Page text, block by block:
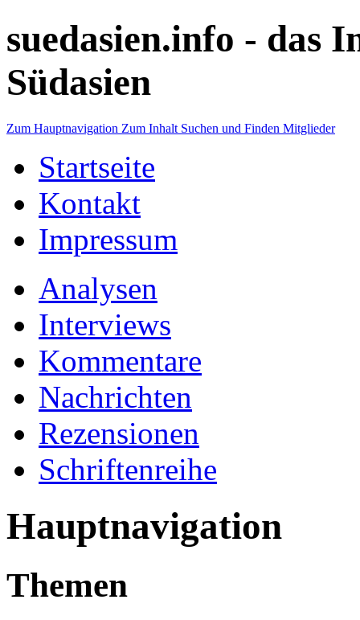
suedasien.info - das
Südasien
Zum Hauptnavigation Zum Inhalt Suchen und Finden Mitglieder
Startseite
Kontakt
Impressum
Analysen
Interviews
Kommentare
Nachrichten
Rezensionen
Schriftenreihe
Hauptnavigation
Themen